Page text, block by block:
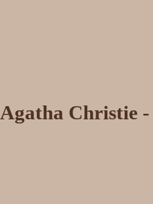
Agatha Christie